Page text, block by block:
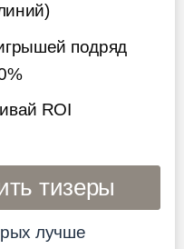
подряд
ROI
тизеры
лучше